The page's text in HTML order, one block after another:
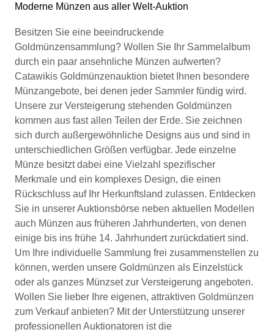
Moderne Münzen aus aller Welt-Auktion
Besitzen Sie eine beeindruckende
Goldmünzensammlung? Wollen Sie Ihr Sammelalbum
durch ein paar ansehnliche Münzen aufwerten?
Catawikis Goldmünzenauktion bietet Ihnen besondere
Münzangebote, bei denen jeder Sammler fündig wird.
Unsere zur Versteigerung stehenden Goldmünzen
kommen aus fast allen Teilen der Erde. Sie zeichnen
sich durch außergewöhnliche Designs aus und sind in
unterschiedlichen Größen verfügbar. Jede einzelne
Münze besitzt dabei eine Vielzahl spezifischer
Merkmale und ein komplexes Design, die einen
Rückschluss auf Ihr Herkunftsland zulassen. Entdecken
Sie in unserer Auktionsbörse neben aktuellen Modellen
auch Münzen aus früheren Jahrhunderten, von denen
einige bis ins frühe 14. Jahrhundert zurückdatiert sind.
Um Ihre individuelle Sammlung frei zusammenstellen zu
können, werden unsere Goldmünzen als Einzelstück
oder als ganzes Münzset zur Versteigerung angeboten.
Wollen Sie lieber Ihre eigenen, attraktiven Goldmünzen
zum Verkauf anbieten? Mit der Unterstützung unserer
professionellen Auktionatoren ist die